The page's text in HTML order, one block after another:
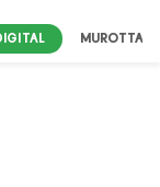
MUROTTAL